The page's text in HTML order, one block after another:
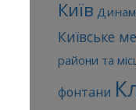
Київ
Київське
райони та
фонтани